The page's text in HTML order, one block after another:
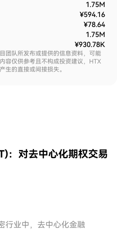
1.75M
¥594.16
¥78.64
1.75M
¥930.78K
团队所发布或提供的信息资料，可能
容仅供参考且不构成投资建议，HTX
生的直接或间接损失。
：对去中心化期权交易
行业中，去中心化金融